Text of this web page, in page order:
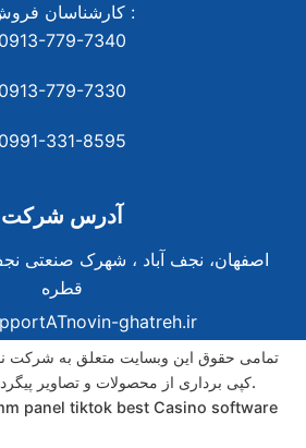
کارشناسان فروش :
0913-779-7340
0913-779-7330
0991-331-8595
آدرس شرکت
اصفهان، نجف آباد ، شهرک صنعتی
قطره
ghatreh.ir
تمامی حقوق این وبسایت متعلق به شرکت
کپی برداری از محصولات و تصاویر پیگرد قانونی خواهد داشت.
panel tiktok best Casino software